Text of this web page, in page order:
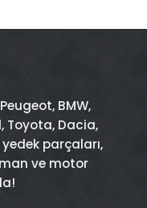
Peugeot, BMW,
, Toyota, Dacia,
parçaları,
ve motor